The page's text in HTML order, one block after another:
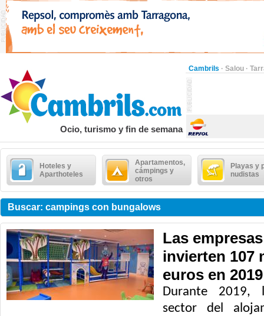
Cambrils · Salou ·
Ocio, turismo y fin de semana
Hoteles y
Aparthoteles
Apartamentos,
cámpings y
otros
Playas y
nudistas
Buscar: campings con bungalows
Las
invierten 107
euros en 2019
Durante 2019,
sector del